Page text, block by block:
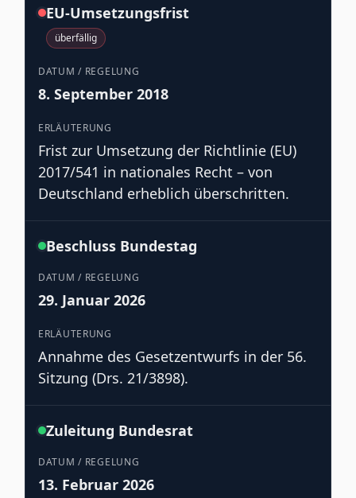
EU-Umsetzungsfrist
überfällig
8. September 2018
Frist zur Umsetzung der Richtlinie (EU)
2017/541 in nationales Recht – von
Deutschland erheblich überschritten.
Beschluss Bundestag
29. Januar 2026
Annahme des Gesetzentwurfs in der 56.
Sitzung (Drs. 21/3898).
Zuleitung Bundesrat
13. Februar 2026